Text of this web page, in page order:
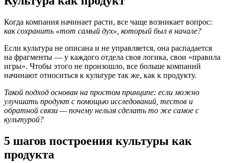
Когда компания начинает расти, все чаще возникает вопрос:
как сохранить «тот самый дух», который был в начале?
Если культура не описана и не управляется, она распадается
на фрагменты — у каждого отдела своя логика, свои «правила
игры». Чтобы этого не произошло, все больше компаний
начинают относиться к культуре так же, как к продукту.
Такой подход основан на простом принципе: если можно
улучшать продукт с помощью исследований, тестов и
обратной связи — почему нельзя сделать то же самое с
культурой?
5 шагов построения культуры как
продукта